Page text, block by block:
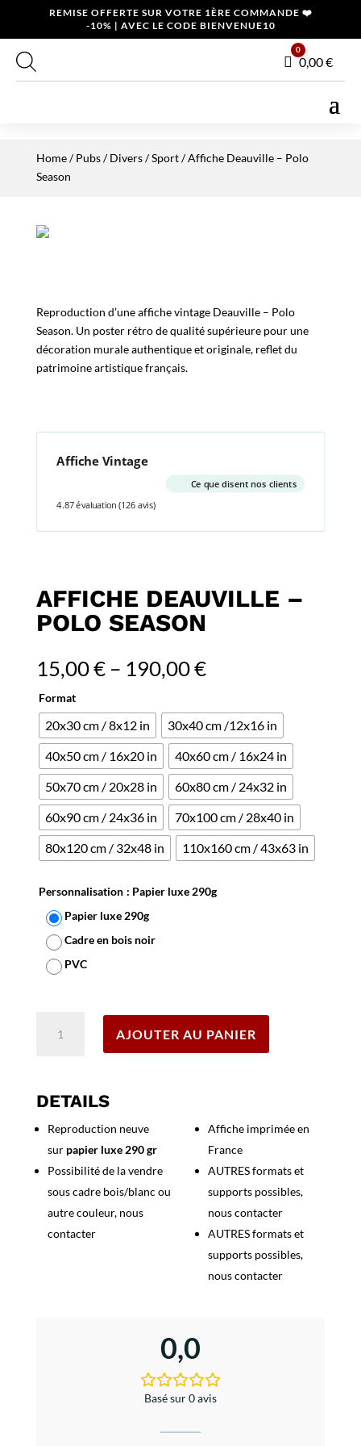
REMISE OFFERTE SUR VOTRE 1ÈRE COMMANDE ❤️
-10% | AVEC LE CODE BIENVENUE10
Panier
0
0,00€
Home/Pubs / Divers/Sport/ Affiche Deauville – Polo
Season
Reproduction d’une affiche vintage Deauville – Polo
Season. Un poster rétro de qualité supérieure pour une
décoration murale authentique et originale, reflet du
patrimoine artistique français.
Affiche Vintage
Ce que disent nos clients
4.87 évaluation (126 avis)
AFFICHE DEAUVILLE –
POLO SEASON
15,00€– 190,00€
Format
20x30 cm / 8x12 in
30x40 cm /12x16 in
40x50 cm / 16x20 in
40x60 cm / 16x24 in
50x70 cm / 20x28 in
60x80 cm / 24x32 in
60x90 cm / 24x36 in
70x100 cm / 28x40 in
80x120 cm / 32x48 in
110x160 cm / 43x63 in
Personnalisation : Papier luxe 290g
Papier luxe 290g
Cadre en bois noir
PVC
-
Season
AJOUTER AU PANIER
DETAILS
Reproduction neuve
sur papier luxe 290 gr
Possibilité de la vendre
sous cadre bois/blanc ou
autre couleur, nous
contacter
Affiche imprimée en
France
AUTRES formats et
supports possibles,
nous contacter
AUTRES formats et
supports possibles,
nous contacter
0,0
Basé sur 0 avis